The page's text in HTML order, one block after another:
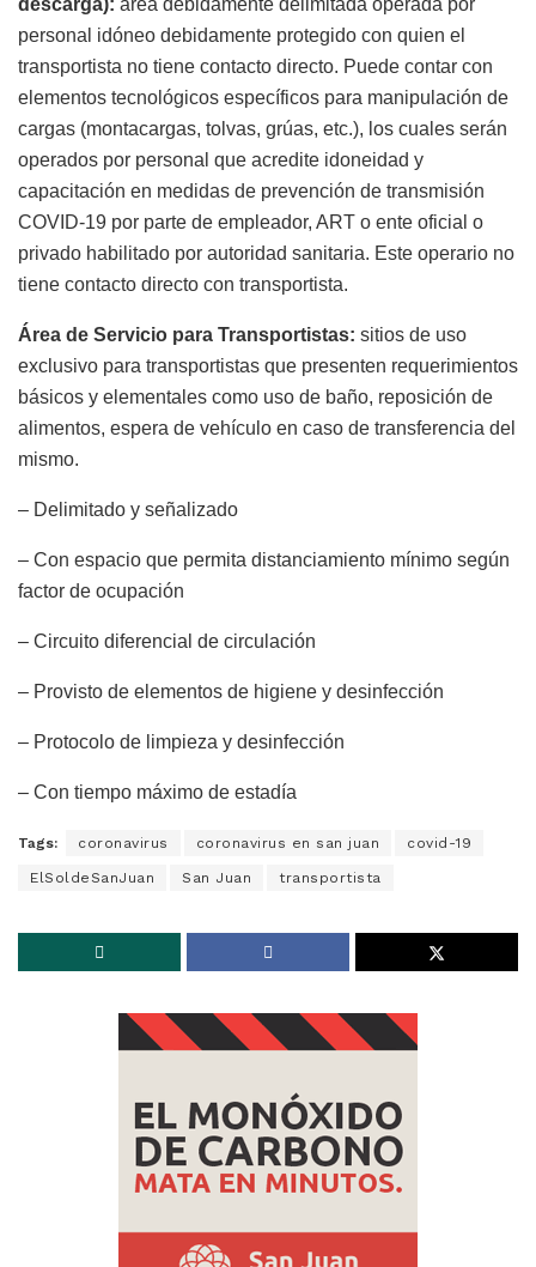
personal idóneo debidamente protegido con quien el
transportista no tiene contacto directo. Puede contar con
elementos tecnológicos específicos para manipulación de
cargas (montacargas, tolvas, grúas, etc.), los cuales serán
operados por personal que acredite idoneidad y
capacitación en medidas de prevención de transmisión
COVID-19 por parte de empleador, ART o ente oficial o
privado habilitado por autoridad sanitaria. Este operario no
tiene contacto directo con transportista.
Área de Servicio para Transportistas: sitios de uso
exclusivo para transportistas que presenten requerimientos
básicos y elementales como uso de baño, reposición de
alimentos, espera de vehículo en caso de transferencia del
mismo.
– Delimitado y señalizado
– Con espacio que permita distanciamiento mínimo según
factor de ocupación
– Circuito diferencial de circulación
– Provisto de elementos de higiene y desinfección
– Protocolo de limpieza y desinfección
– Con tiempo máximo de estadía
Tags: coronavirus coronavirus en san juan covid-19
ElSoldeSanJuan San Juan transportista